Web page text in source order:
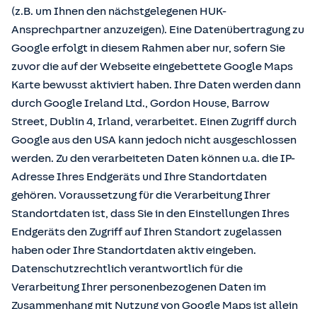
(z.B. um Ihnen den nächstgelegenen HUK-
Ansprechpartner anzuzeigen). Eine Datenübertragung zu
Google erfolgt in diesem Rahmen aber nur, sofern Sie
zuvor die auf der Webseite eingebettete Google Maps
Karte bewusst aktiviert haben. Ihre Daten werden dann
durch Google Ireland Ltd., Gordon House, Barrow
Street, Dublin 4, Irland, verarbeitet. Einen Zugriff durch
Google aus den USA kann jedoch nicht ausgeschlossen
werden. Zu den verarbeiteten Daten können u.a. die IP-
Adresse Ihres Endgeräts und Ihre Standortdaten
gehören. Voraussetzung für die Verarbeitung Ihrer
Standortdaten ist, dass Sie in den Einstellungen Ihres
Endgeräts den Zugriff auf Ihren Standort zugelassen
haben oder Ihre Standortdaten aktiv eingeben.
Datenschutzrechtlich verantwortlich für die
Verarbeitung Ihrer personenbezogenen Daten im
Zusammenhang mit Nutzung von Google Maps ist allein